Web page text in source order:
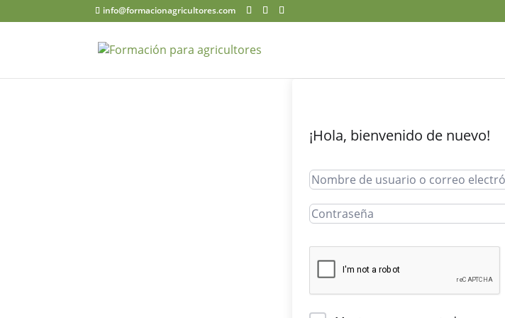
info@formacionagricultores.com
¡Hola, bienvenido de nuevo!